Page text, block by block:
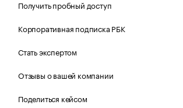
Получить пробный доступ
Корпоративная подписка РБК
Стать экспертом
Отзывы о вашей компании
Поделиться кейсом